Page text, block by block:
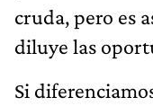
cruda, pero es
diluye las
Si